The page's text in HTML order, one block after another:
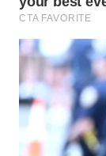
PADANG
LAWAS
WN
SUMEDANG